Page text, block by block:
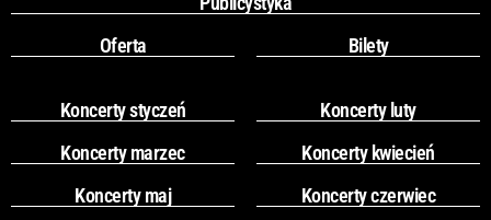
Oferta
Bilety
Koncerty styczeń
Koncerty luty
Koncerty marzec
Koncerty kwiecień
Koncerty maj
Koncerty czerwiec